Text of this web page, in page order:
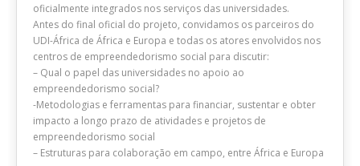
oficialmente integrados nos serviços das universidades.
Antes do final oficial do projeto, convidamos os parceiros do
UDI-África de África e Europa e todas os atores envolvidos nos
centros de empreendedorismo social para discutir:
– Qual o papel das universidades no apoio ao
empreendedorismo social?
-Metodologias e ferramentas para financiar, sustentar e obter
impacto a longo prazo de atividades e projetos de
empreendedorismo social
– Estruturas para colaboração em campo, entre África e Europa